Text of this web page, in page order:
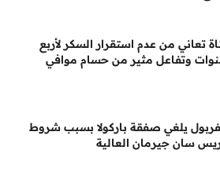
تعاني من عدم استقرار السكر لأربع
وتفاعل مثير من حسام موافي
يلغي صفقة باركولا بسبب شروط
سان جيرمان العالية